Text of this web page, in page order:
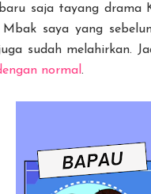
saja tayang drama
Mbak saya yang
sudah melahirkan.
normal .